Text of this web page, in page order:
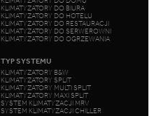
KLIMATYZATORY DO BIURA
KLIMATYZATORY DO HOTELU
KLIMATYZATORY DO RESTAURACJI
KLIMATYZATORY DO SERWEROWNI
KLIMATYZATORY DO OGRZEWANIA
TYP SYSTEMU
KLIMATYZATORY B&W
KLIMATYZATORY SPLIT
KLIMATYZATORY MULTI SPLIT
KLIMATYZATORY MAXI SPLIT
SYSTEM KLIMATYZACJI MRV
SYSTEM KLIMATYZACJI CHILLER